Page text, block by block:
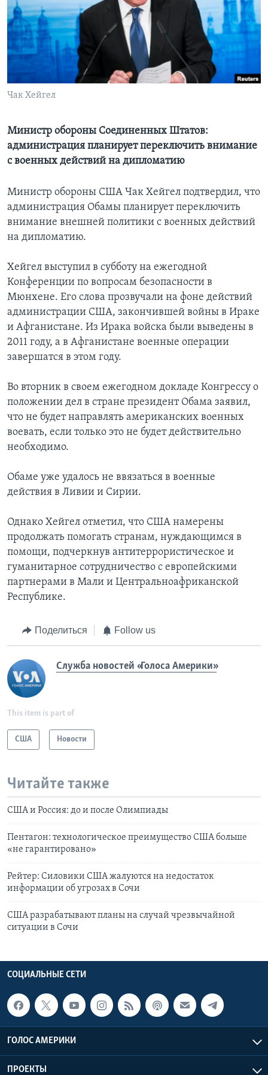
Learning English
СОЦИАЛЬНЫЕ СЕТИ
Чак Хейгел
Министр обороны Соединенных Штатов:
администрация планирует переключить внимание
с военных действий на дипломатию
Министр обороны США Чак Хейгел подтвердил, что
администрация Обамы планирует переключить
внимание внешней политики с военных действий
на дипломатию.
Хейгел выступил в субботу на ежегодной
Конференции по вопросам безопасности в
Мюнхене. Его слова прозвучали на фоне действий
администрации США, закончившей войны в Ираке
и Афганистане. Из Ирака войска были выведены в
2011 году, а в Афганистане военные операции
завершатся в этом году.
Во вторник в своем ежегодном докладе Конгрессу о
положении дел в стране президент Обама заявил,
что не будет направлять американских военных
воевать, если только это не будет действительно
необходимо.
Обаме уже удалось не ввязаться в военные
действия в Ливии и Сирии.
Однако Хейгел отметил, что США намерены
продолжать помогать странам, нуждающимся в
помощи, подчеркнув антитеррористическое и
гуманитарное сотрудничество с европейскими
партнерами в Мали и Центральноафриканской
Республике.
Поделиться Follow us
Служба новостей «Голоса Америки»
This item is part of
США Новости
Читайте также
США и Россия: до и после Олимпиады
Пентагон: технологическое преимущество США больше
«не гарантировано»
Рейтер: Силовики США жалуются на недостаток
информации об угрозах в Сочи
США разрабатывают планы на случай чрезвычайной
ситуации в Сочи
СОЦИАЛЬНЫЕ СЕТИ
ГОЛОС АМЕРИКИ
ПРОЕКТЫ